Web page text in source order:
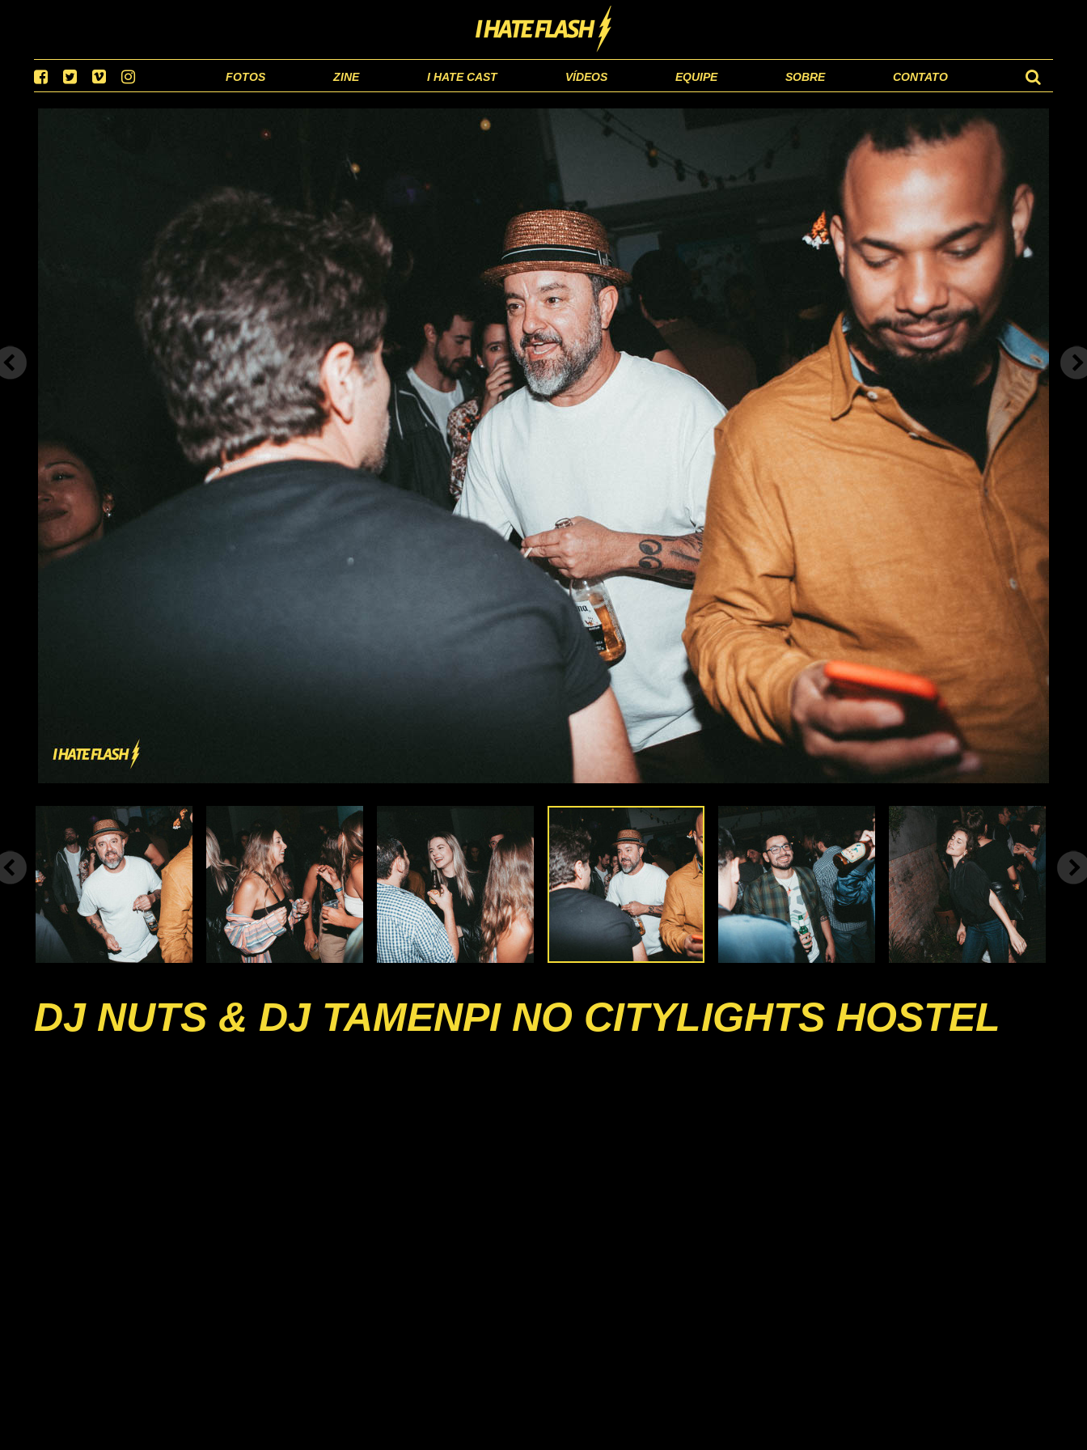
FOTOS ZINE I HATE CAST VÍDEOS EQUIPE SOBRE CONTATO
DJ NUTS & DJ TAMENPI NO CITYLIGHTS HOSTEL